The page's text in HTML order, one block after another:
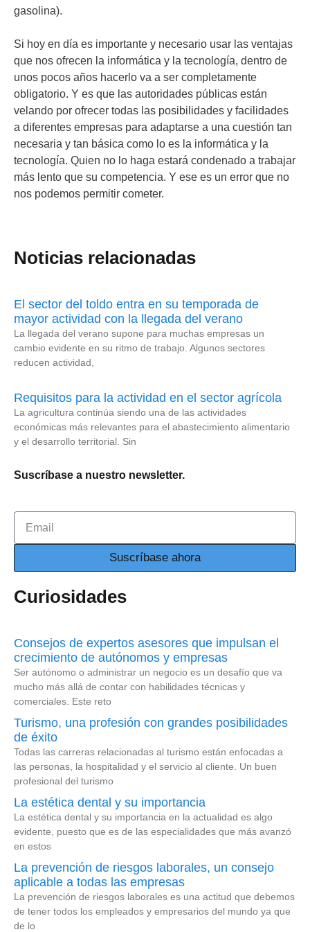
gasolina).
Si hoy en día es importante y necesario usar las ventajas
que nos ofrecen la informática y la tecnología, dentro de
unos pocos años hacerlo va a ser completamente
obligatorio. Y es que las autoridades públicas están
velando por ofrecer todas las posibilidades y facilidades
a diferentes empresas para adaptarse a una cuestión tan
necesaria y tan básica como lo es la informática y la
tecnología. Quien no lo haga estará condenado a trabajar
más lento que su competencia. Y ese es un error que no
nos podemos permitir cometer.
Noticias relacionadas
El sector del toldo entra en su temporada de
mayor actividad con la llegada del verano
La llegada del verano supone para muchas empresas un
cambio evidente en su ritmo de trabajo. Algunos sectores
reducen actividad,
Requisitos para la actividad en el sector agrícola
La agricultura continúa siendo una de las actividades
económicas más relevantes para el abastecimiento alimentario
y el desarrollo territorial. Sin
Suscríbase a nuestro newsletter.
Suscríbase ahora
Curiosidades
Consejos de expertos asesores que impulsan el
crecimiento de autónomos y empresas
Ser autónomo o administrar un negocio es un desafío que va
mucho más allá de contar con habilidades técnicas y
comerciales. Este reto
Turismo, una profesión con grandes posibilidades
de éxito
Todas las carreras relacionadas al turismo están enfocadas a
las personas, la hospitalidad y el servicio al cliente. Un buen
profesional del turismo
La estética dental y su importancia
La estética dental y su importancia en la actualidad es algo
evidente, puesto que es de las especialidades que más avanzó
en estos
La prevención de riesgos laborales, un consejo
aplicable a todas las empresas
La prevención de riesgos laborales es una actitud que debemos
de tener todos los empleados y empresarios del mundo ya que
de lo